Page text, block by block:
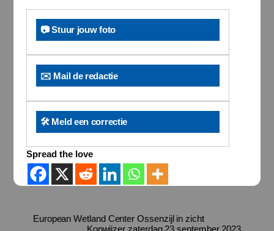
📷 Stuur jouw foto
✉️ Mail de redactie
🛠️ Meld een correctie
Spread the love
European Wetland Center Ossenzijl in zicht
Kopwijzer zaterdag 23 september 2023